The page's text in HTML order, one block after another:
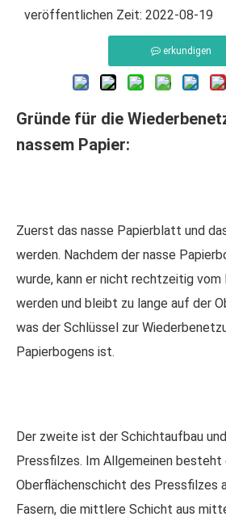
veröffentlichen Zeit: 2022-08-
erkundigen
Gründe für die
nassem Papier:
Zuerst das nasse Papierblatt und
werden. Nachdem der nasse
wurde, kann er nicht rechtzeitig
werden und bleibt zu lange auf der
was der Schlüssel zur
Papierbogens ist.
Der zweite ist der Schichtaufbau
Pressfilzes. Im Allgemeinen besteht
Oberflächenschicht des Pressfilzes
Fasern, die mittlere Schicht aus